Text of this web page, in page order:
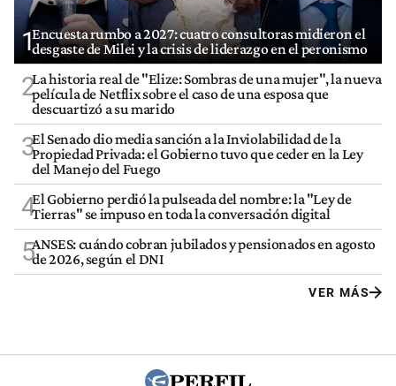
1Encuesta rumbo a 2027: cuatro consultoras midieron el
desgaste de Milei y la crisis de liderazgo en el peronismo
2La historia real de "Elize: Sombras de una mujer", la nueva
película de Netflix sobre el caso de una esposa que
descuartizó a su marido
3El Senado dio media sanción a la Inviolabilidad de la
Propiedad Privada: el Gobierno tuvo que ceder en la Ley
del Manejo del Fuego
4El Gobierno perdió la pulseada del nombre: la "Ley de
Tierras" se impuso en toda la conversación digital
5ANSES: cuándo cobran jubilados y pensionados en agosto
de 2026, según el DNI
VER MÁS